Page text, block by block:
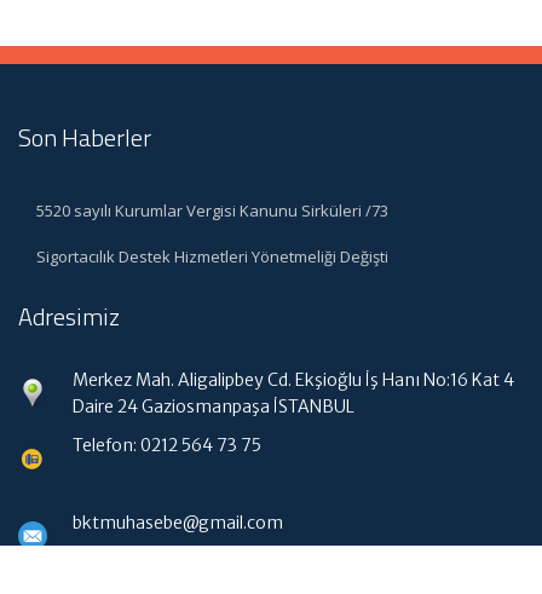
Son Haberler
5520 sayılı Kurumlar Vergisi Kanunu Sirküleri /73
Sigortacılık Destek Hizmetleri Yönetmeliği Değişti
Adresimiz
Merkez Mah. Aligalipbey Cd. Ekşioğlu İş Hanı No:16 Kat 4
Daire 24 Gaziosmanpaşa İSTANBUL
Telefon: 0212 564 73 75
bktmuhasebe@gmail.com